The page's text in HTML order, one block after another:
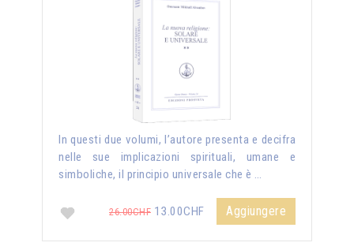
In questi due volumi, l’autore presenta e decifra
nelle sue implicazioni spirituali, umane e
simboliche, il principio universale che è …
26.00CHF 13.00CHF Aggiungere